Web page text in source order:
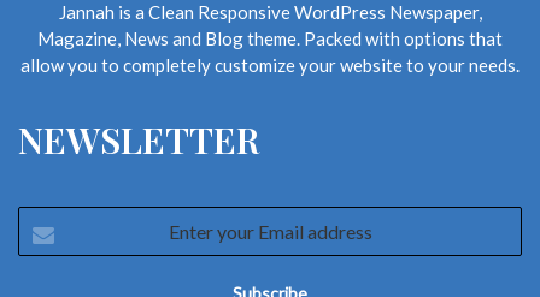
Jannah is a Clean Responsive WordPress Newspaper,
Magazine, News and Blog theme. Packed with options that
allow you to completely customize your website to your needs.
NEWSLETTER
your